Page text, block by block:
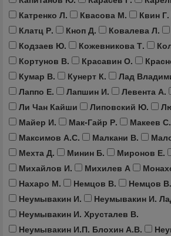
Катренко Л.
Квасова М. Квин Г.
Клатц Р.
Кноп Д. Ковалева Л.
Кодзаев Ю.
Кожевникова Т.
Кортунов В.
Красавин О.
Кумар В.
Кунерт К. Лад
Лаппо Е.
Лапшин И. Левента А.
Ли Чан Кайши
Липовский Ю.
Майер И.
Мак-Гайр Р. Макеев С.
Максимов А.С.
Малкани В.
Мехта Д.
Минин Б. Миронов Е.
Михайлов И.
Михилев А
Нахаро М.
Немцов В. Немцов
Неумывакин И.
Неумывакин И.
Неумывакин И. Хрусталев В.
Неумывакин И.П. Блохин А.В.